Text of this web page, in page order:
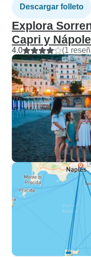
Descargar folleto
Explora
Capri y
4.0 (1